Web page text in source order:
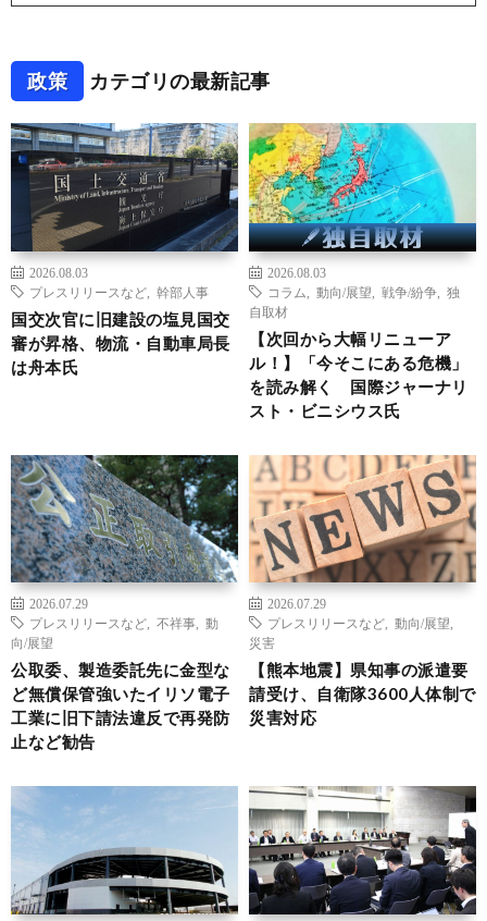
政策 カテゴリの最新記事
2026.08.03
プレスリリースなど
幹部人事
国交次官に旧建設の塩見国交
審が昇格、物流・自動車局長
は舟本氏
2026.08.03
コラム
動向/展望 戦争/紛争
独
自取材
【次回から大幅リニューア
ル！】「今そこにある危機」
を読み解く 国際ジャーナリ
スト・ビニシウス氏
2026.07.29
プレスリリースなど
不祥事
動
向/展望
公取委、製造委託先に金型な
ど無償保管強いたイリソ電子
工業に旧下請法違反で再発防
止など勧告
2026.07.29
プレスリリースなど
動向/展望
災害
【熊本地震】県知事の派遣要
請受け、自衛隊3600人体制で
災害対応